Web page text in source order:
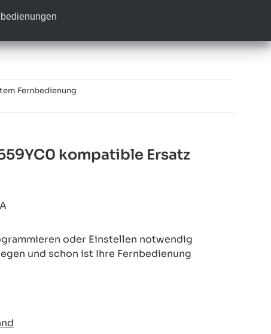
Fernbedienung
kompatible Ersatz
oder Einstellen notwendig
und schon ist Ihre Fernbedienung